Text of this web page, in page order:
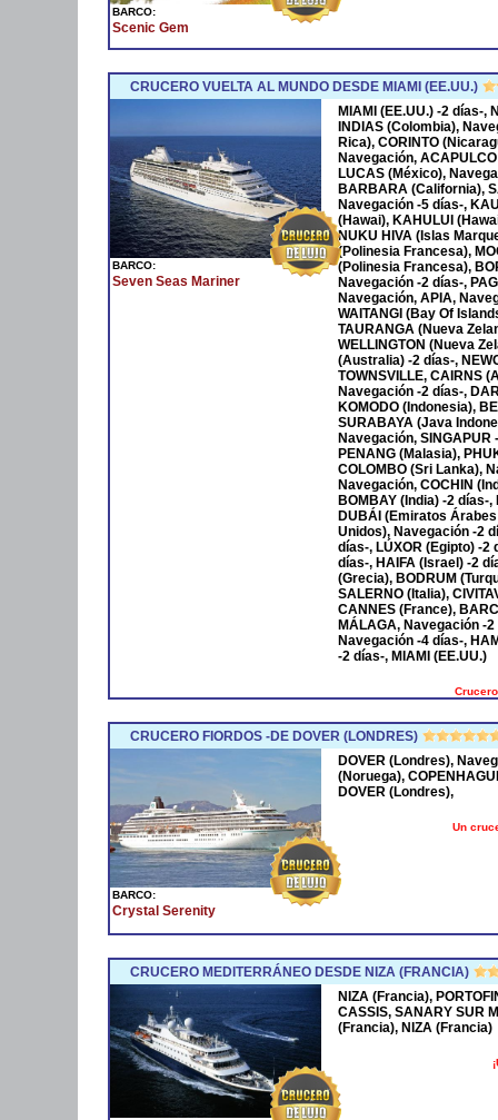
BARCO:
Scenic Gem
CRUCERO VUELTA AL MUNDO DESDE MIAMI (EE.UU.)
BARCO:
Seven Seas Mariner
MIAMI (EE.UU.) -2 días-,
INDIAS (Colombia),
Rica), CORINTO
Navegación,
LUCAS (México),
BARBARA (California),
Navegación -5 días-,
(Hawai), KAHULUI
NUKU HIVA (Islas
(Polinesia Francesa),
(Polinesia Francesa),
Navegación -2 días-,
Navegación, APIA,
WAITANGI (Bay Of
TAURANGA (Nueva
WELLINGTON (Nueva
(Australia) -2 días-,
TOWNSVILLE, CAIRNS
Navegación -2 días-,
KOMODO (Indonesia),
SURABAYA (Java
Navegación, SINGAPUR
PENANG (Malasia),
COLOMBO (Sri Lanka),
Navegación, COCHIN
BOMBAY (India) -2 días-
DUBÁI (Emiratos
Unidos), Navegación -2
días-, LÚXOR (Egipto) -
días-, HAIFA (Israel) -2
(Grecia), BODRUM
SALERNO (Italia),
CANNES (France),
MÁLAGA, Navegación -
Navegación -4 días-,
-2 días-, MIAMI (EE.UU.)
CRUCERO FIORDOS -DE DOVER (LONDRES)
BARCO:
Crystal Serenity
DOVER (Londres),
(Noruega),
DOVER (Londres),
Un
CRUCERO MEDITERRÁNEO DESDE NIZA (FRANCIA)
NIZA (Francia),
CASSIS, SANARY SUR
(Francia), NIZA (Francia)